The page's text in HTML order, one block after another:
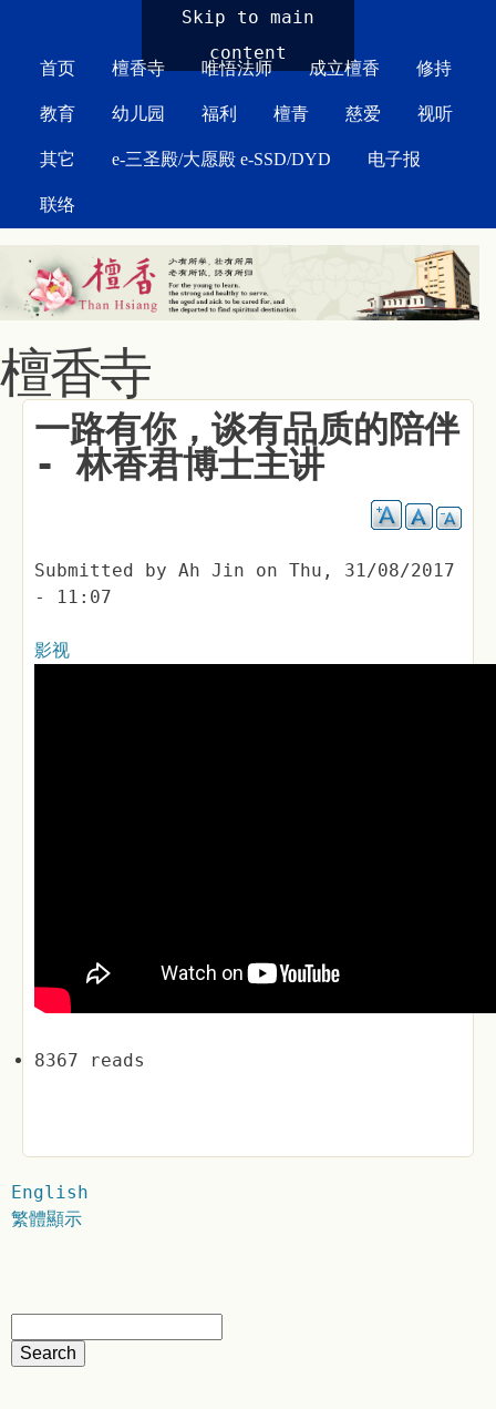
Skip to main
content
首页 檀香寺 唯悟法师 成立檀香 修持
教育 幼儿园 福利 檀青 慈爱 视听
其它 e-三圣殿/大愿殿 e-SSD/DYD 电子报
联络
檀香寺
一路有你，谈有品质的陪伴
- 林香君博士主讲
Submitted by Ah Jin on Thu, 31/08/2017
- 11:07
影视
8367 reads
English
繁體顯示